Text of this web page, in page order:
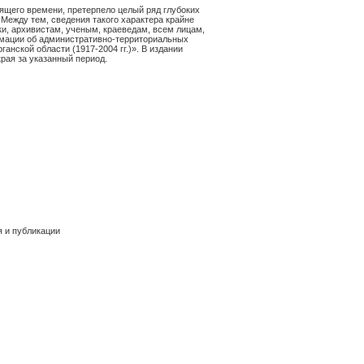
времени, претерпело целый ряд глубоких
тем, сведения такого характера крайне
архивистам, ученым, краеведам, всем лицам,
об административно-территориальных
области (1917-2004 гг.)». В издании
за указанный период.
и публикации